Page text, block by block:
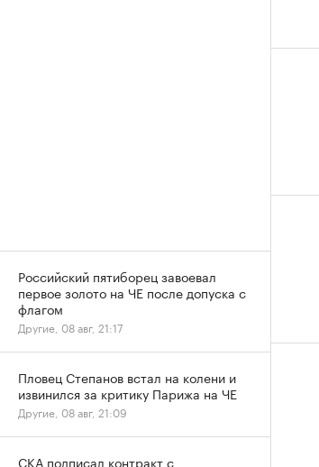
Российский пятиборец завоевал
первое золото на ЧЕ после допуска с
флагом
Другие, 08 авг, 21:17
Пловец Степанов встал на колени и
извинился за критику Парижа на ЧЕ
Другие, 08 авг, 21:09
СКА подписал контракт с